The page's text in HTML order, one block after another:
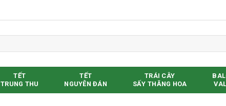
TẾT
TRUNG THU
TẾT
NGUYÊN ĐÁN
TRÁI CÂY
SẤY THĂNG HOA